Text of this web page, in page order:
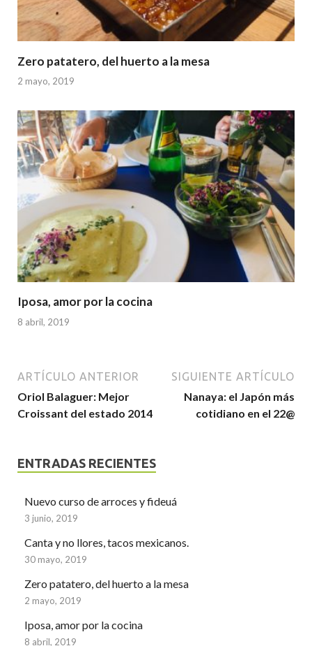
Zero patatero, del huerto a la mesa
2 mayo, 2019
Iposa, amor por la cocina
8 abril, 2019
ARTÍCULO ANTERIOR
Oriol Balaguer: Mejor
Croissant del estado 2014
SIGUIENTE ARTÍCULO
Nanaya: el Japón más
cotidiano en el 22@
ENTRADAS RECIENTES
Nuevo curso de arroces y fideuá
3 junio, 2019
Canta y no llores, tacos mexicanos.
30 mayo, 2019
Zero patatero, del huerto a la mesa
2 mayo, 2019
Iposa, amor por la cocina
8 abril, 2019